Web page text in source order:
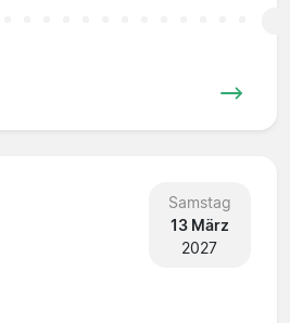
Samstag
13 März
2027